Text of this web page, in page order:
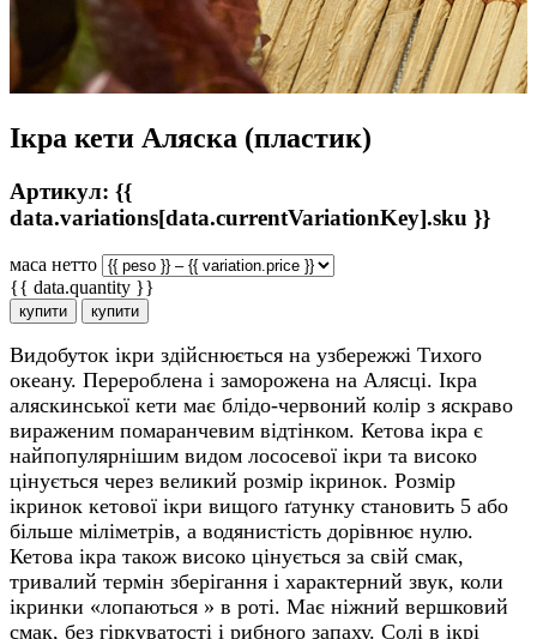
Ікра кети Аляска (пластик)
Артикул: {{
data.variations[data.currentVariationKey].sku }}
маса нетто
{{ data.quantity }}
купити купити
Видобуток ікри здійснюється на узбережжі Тихого
океану. Перероблена і заморожена на Алясці. Ікра
аляскинської кети має блідо-червоний колір з яскраво
вираженим помаранчевим відтінком. Кетова ікра є
найпопулярнішим видом лососевої ікри та високо
цінується через великий розмір ікринок. Розмір
ікринок кетової ікри вищого ґатунку становить 5 або
більше міліметрів, а водянистість дорівнює нулю.
Кетова ікра також високо цінується за свій смак,
тривалий термін зберігання і характерний звук, коли
ікринки «лопаються » в роті. Має ніжний вершковий
смак, без гіркуватості і рибного запаху. Солі в ікрі